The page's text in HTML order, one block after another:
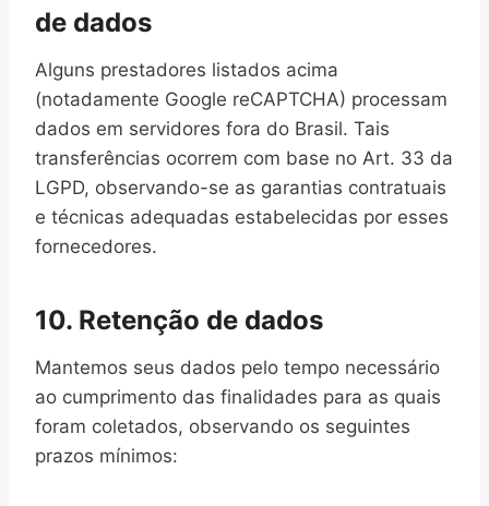
de dados
Alguns prestadores listados acima
(notadamente Google reCAPTCHA) processam
dados em servidores fora do Brasil. Tais
transferências ocorrem com base no Art. 33 da
LGPD, observando-se as garantias contratuais
e técnicas adequadas estabelecidas por esses
fornecedores.
10. Retenção de dados
Mantemos seus dados pelo tempo necessário
ao cumprimento das finalidades para as quais
foram coletados, observando os seguintes
prazos mínimos: